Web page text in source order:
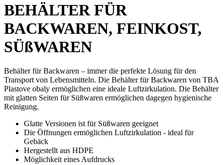
BEHÄLTER FÜR
BACKWAREN, FEINKOST,
SÜßWAREN
Behälter für Backwaren – immer die perfekte Lösung für den
Transport von Lebensmitteln. Die Behälter für Backwaren von TBA
Plastove obaly ermöglichen eine ideale Luftzirkulation. Die Behälter
mit glatten Seiten für Süßwaren ermöglichen dagegen hygienische
Reinigung.
Glatte Versionen ist für Süßwaren geeignet
Die Öffnungen ermöglichen Luftzirkulation - ideal für
Gebäck
Hergestellt aus HDPE
Möglichkeit eines Aufdrucks